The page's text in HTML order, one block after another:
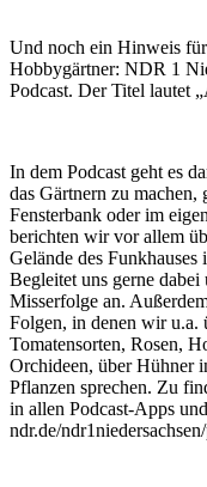
Und noch ein Hinweis
Hobbygärtner: NDR 1
Podcast. Der Titel lautet
In dem Podcast geht es
das Gärtnern zu
Fensterbank oder im
berichten wir vor allem
Gelände des
Begleitet uns gerne
Misserfolge an.
Folgen, in denen wir u.a.
Tomatensorten, Rosen,
Orchideen, über Hühner
Pflanzen sprechen. Zu
in allen Podcast-Apps
ndr.de/